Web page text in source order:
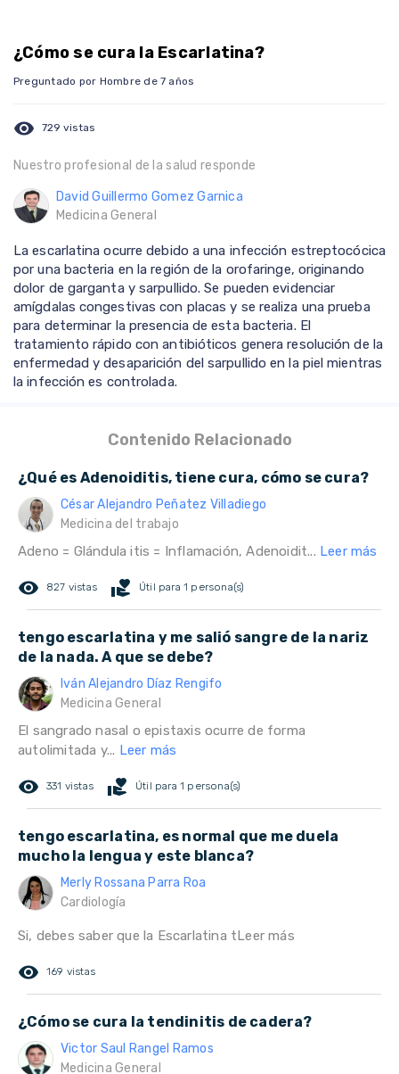
¿Cómo se cura la Escarlatina?
Preguntado por Hombre de 7 años
visibility 729 vistas
Nuestro profesional de la salud responde
David Guillermo Gomez Garnica
Medicina General
La escarlatina ocurre debido a una infección estreptocócica
por una bacteria en la región de la orofaringe, originando
dolor de garganta y sarpullido. Se pueden evidenciar
amígdalas congestivas con placas y se realiza una prueba
para determinar la presencia de esta bacteria. El
tratamiento rápido con antibióticos genera resolución de la
enfermedad y desaparición del sarpullido en la piel mientras
la infección es controlada.
Contenido Relacionado
¿Qué es Adenoiditis, tiene cura, cómo se cura?
César Alejandro Peñatez Villadiego
Medicina del trabajo
Adeno = Glándula itis = Inflamación, Adenoidit... Leer más
remove_red_eye 827 vistas volunteer_activism Útil para 1 persona(s)
tengo escarlatina y me salió sangre de la nariz
de la nada. A que se debe?
Iván Alejandro Díaz Rengifo
Medicina General
El sangrado nasal o epistaxis ocurre de forma
autolimitada y... Leer más
remove_red_eye 331 vistas volunteer_activism Útil para 1 persona(s)
tengo escarlatina, es normal que me duela
mucho la lengua y este blanca?
Merly Rossana Parra Roa
Cardiología
Si, debes saber que la Escarlatina t Leer más
remove_red_eye 169 vistas
¿Cómo se cura la tendinitis de cadera?
Victor Saul Rangel Ramos
Medicina General